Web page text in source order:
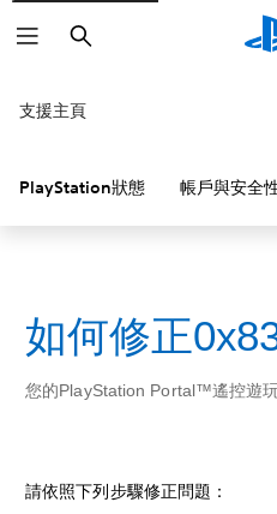
搜
尋
支援主頁
PlayStation狀態 帳戶與安全
如何修正
您的PlayStation Portal™遙控遊玩
請依照下列步驟修正問題：